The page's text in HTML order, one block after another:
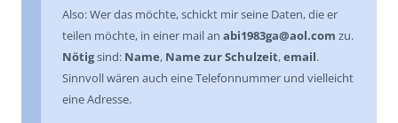
Also: Wer das möchte, schickt mir seine Daten, die er
teilen möchte, in einer mail an abi1983ga@aol.com zu.
Nötigsind: Name, Name zur Schulzeit,email.
Sinnvoll wären auch eine Telefonnummer und vielleicht
eine Adresse.